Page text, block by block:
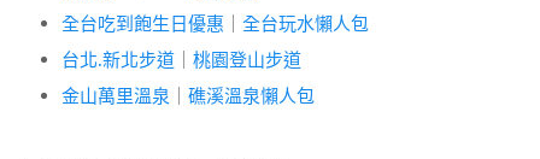
全台吃到飽生日優惠
全台玩水懶人包
台北.新北步道
桃園登山步道
金山萬里溫泉
礁溪溫泉懶人包